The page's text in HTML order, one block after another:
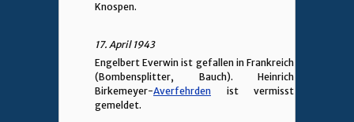
Knospen.
17. April 1943
Engelbert Everwin ist gefallen in Frankreich
(Bombensplitter, Bauch). Heinrich
Birkemeyer-Averfehrden ist vermisst
gemeldet.